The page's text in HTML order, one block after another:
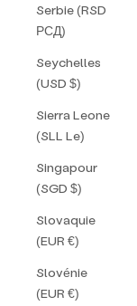
Serbie (RSD
РСД)
Seychelles
(USD $)
Sierra Leone
(SLL Le)
Singapour
(SGD $)
Slovaquie
(EUR €)
Slovénie
(EUR €)